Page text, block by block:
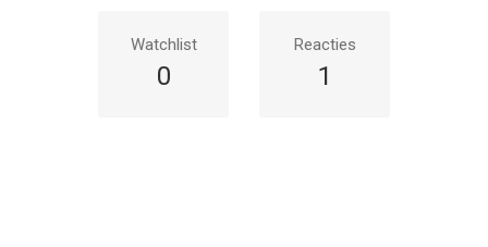
Watchlist
0
Reacties
1